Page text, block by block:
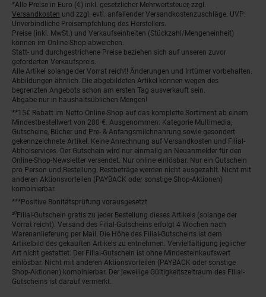
Fußnoten
*Alle Preise in Euro (€) inkl. gesetzlicher Mehrwertsteuer, zzgl.
Versandkosten und zzgl. evtl. anfallender Versandkostenzuschläge. UVP:
Unverbindliche Preisempfehlung des Herstellers.
Preise (inkl. MwSt.) und Verkaufseinheiten (Stückzahl/Mengeneinheit)
können im Online-Shop abweichen.
Statt- und durchgestrichene Preise beziehen sich auf unseren zuvor
geforderten Verkaufspreis.
Alle Artikel solange der Vorrat reicht! Änderungen und Irrtümer vorbehalten.
Abbildungen ähnlich. Die abgebildeten Artikel können wegen des
begrenzten Angebots schon am ersten Tag ausverkauft sein.
Abgabe nur in haushaltsüblichen Mengen!
**15€ Rabatt im Netto Online-Shop auf das komplette Sortiment ab einem
Mindestbestellwert von 200 €. Ausgenommen: Kategorie Multimedia,
Gutscheine, Bücher und Pre- & Anfangsmilchnahrung sowie gesondert
gekennzeichnete Artikel. Keine Anrechnung auf Versandkosten und Filial-
Abholservices. Der Gutschein wird nur einmalig an Neuanmelder für den
Online-Shop-Newsletter versendet. Nur online einlösbar. Nur ein Gutschein
pro Person und Bestellung. Restbeträge werden nicht ausgezahlt. Nicht mit
anderen Aktionsvorteilen (PAYBACK oder sonstige Shop-Aktionen)
kombinierbar.
***Positive Bonitätsprüfung vorausgesetzt
²⁰Filial-Gutschein gratis zu jeder Bestellung dieses Artikels (solange der
Vorrat reicht). Versand des Filial-Gutscheins erfolgt 4 Wochen nach
Warenanlieferung per Mail. Die Höhe des Filial-Gutscheins ist dem
Artikelbild des gekauften Artikels zu entnehmen. Vervielfältigung jeglicher
Art nicht gestattet. Der Filial-Gutschein ist ohne Mindesteinkaufswert
einlösbar. Nicht mit anderen Aktionsvorteilen (PAYBACK oder sonstige
Shop-Aktionen) kombinierbar. Der jeweilige Gültigkeitszeitraum des Filial-
Gutscheins ist darauf vermerkt.